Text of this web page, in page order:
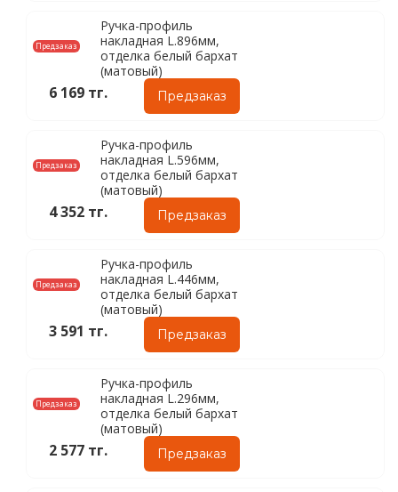
Предзаказ
Ручка-профиль
накладная L.896мм,
отделка белый бархат
(матовый)
6 169 тг. Предзаказ
Предзаказ
Ручка-профиль
накладная L.596мм,
отделка белый бархат
(матовый)
4 352 тг. Предзаказ
Предзаказ
Ручка-профиль
накладная L.446мм,
отделка белый бархат
(матовый)
3 591 тг. Предзаказ
Предзаказ
Ручка-профиль
накладная L.296мм,
отделка белый бархат
(матовый)
2 577 тг. Предзаказ